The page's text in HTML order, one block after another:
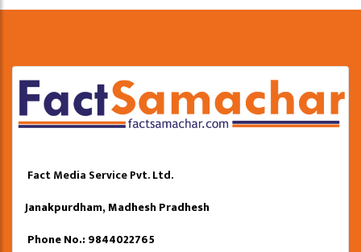
Fact Media Service Pvt. Ltd.
Janakpurdham, Madhesh Pradhesh
Phone No.: 9844022765